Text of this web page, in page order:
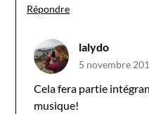
Répondre
lalydo
5 novembre
Cela fera partie
musique!